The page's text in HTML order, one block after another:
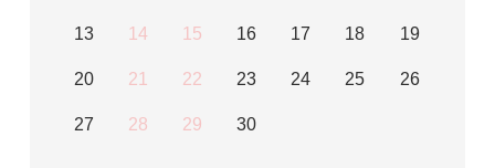
13 14 15 16 17 18 19
20 21 22 23 24 25 26
27 28 29 30